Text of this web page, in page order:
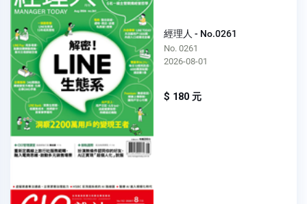
經理人 - No.0261
No. 0261
2026-08-01
$ 180 元